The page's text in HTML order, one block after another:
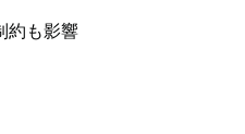
約も影響